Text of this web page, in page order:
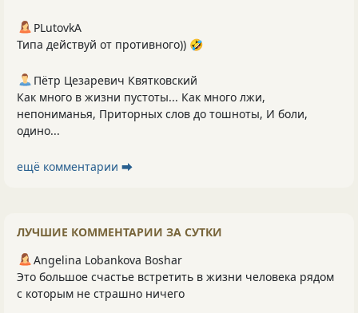
PLutоvkА
Типа действуй от противного)) 🤣
Пётр Цезаревич Квятковский
Как много в жизни пустоты... Как много лжи,
непониманья, Приторных слов до тошноты, И боли,
одино...
ещё комментарии ⮕
ЛУЧШИЕ КОММЕНТАРИИ ЗА СУТКИ
Angelina Lobankova Boshar
Это большое счастье встретить в жизни человека рядом
с которым не страшно ничего